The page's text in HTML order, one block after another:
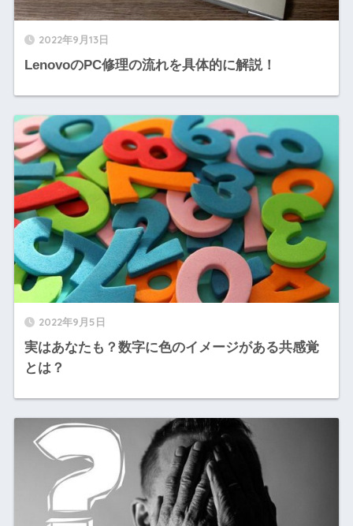
2022年9月13日
LenovoのPC修理の流れを具体的に解説！
2022年9月5日
実はあなたも？数字に色のイメージがある共感覚
とは？